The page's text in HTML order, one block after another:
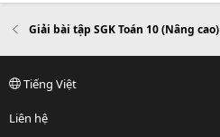
Giải bài tập SGK Toán 10 (Nâng cao)
Tiếng Việt
Liên hệ